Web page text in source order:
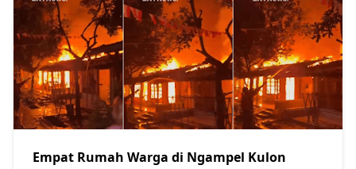
Empat Rumah Warga di Ngampel Kulon